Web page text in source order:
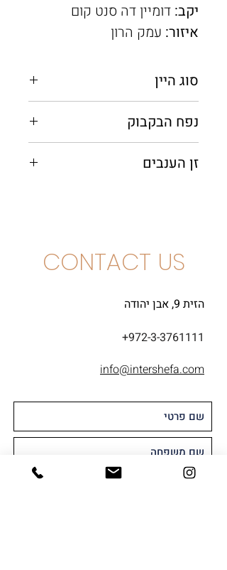
יקב: דומיין דה סנט קום
איזור: עמק הרון
סוג היין
נפח הבקבוק
זן הענבים
CONTACT US
הזית 9, אבן יהודה
+972-3-3761111
info@intershefa.com